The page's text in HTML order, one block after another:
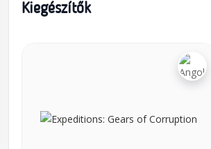
Kiegészítők